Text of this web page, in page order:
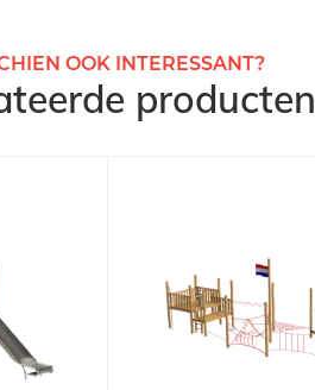
OOK INTERESSANT?
producten